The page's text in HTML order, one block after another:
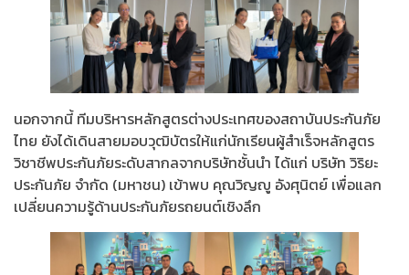
นอกจากนี้ ทีมบริหารหลักสูตรต่างประเทศของสถาบันประกันภัย
ไทย ยังได้เดินสายมอบวุฒิบัตรให้แก่นักเรียนผู้สำเร็จหลักสูตร
วิชาชีพประกันภัยระดับสากลจากบริษัทชั้นนำ ได้แก่ บริษัท วิริยะ
ประกันภัย จำกัด (มหาชน) เข้าพบ คุณวิญญู อังศุนิตย์ เพื่อแลก
เปลี่ยนความรู้ด้านประกันภัยรถยนต์เชิงลึก